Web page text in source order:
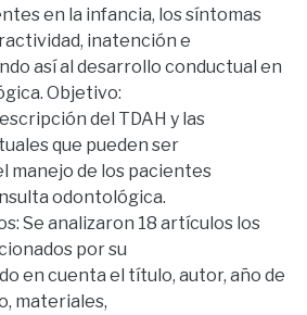
en la infancia, los síntomas
inatención e
así al desarrollo conductual en
Objetivo:
del TDAH y las
que pueden ser
manejo de los pacientes
odontológica.
Se analizaron 18 artículos los
por su
en cuenta el título, autor, año de
materiales,